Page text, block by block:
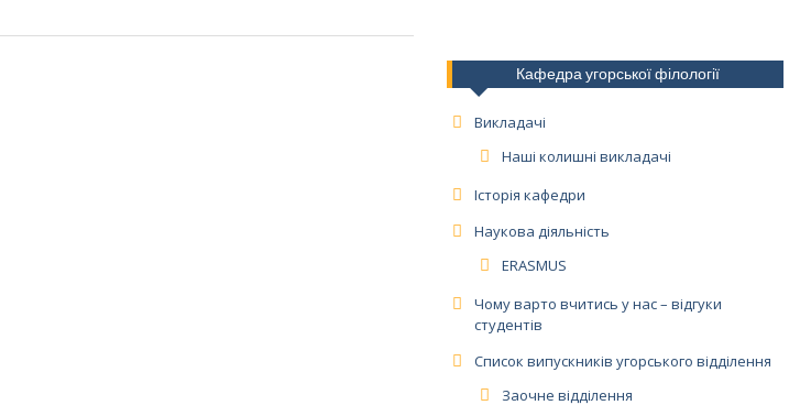
Кафедра угорської філології
Викладачі
Наші колишні викладачі
Історія кафедри
Наукова діяльність
ERASMUS
Чому варто вчитись у нас – відгуки
студентів
Список випускників угорського відділення
Заочне відділення